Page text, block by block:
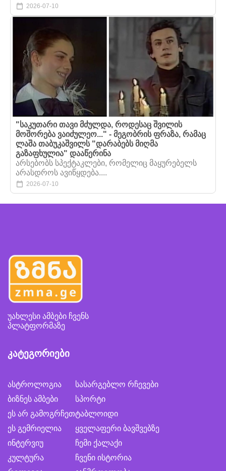
2026-07-10
"საკუთარი თავი მძულდა, როდესაც შვილის
მოშორება ვაიძულეო..." - მეგობრის ფრაზა, რამაც
ლაშა თაბუკაშვილს "დარაბებს მიღმა
გაზაფხულია" დააწერინა
არსებობს სპექტაკლები, რომელიც მაყურებელს
არასდროს ავიწყდება....
2026-07-10
უახლესი ამბები ჩვენს
პლატფორმაზე
კატეგორიები
ასტროლოგია
ბიზნეს ამბები
ეს არ გამოგრჩეთ
ეს გემრიელია
ინტერვიუ
კულტურა
სასარგებლო რჩევები
სპორტი
ტაბლოიდი
ყველაფერი ბავშვებზე
ჩემი ქალაქი
ჩვენი ისტორია